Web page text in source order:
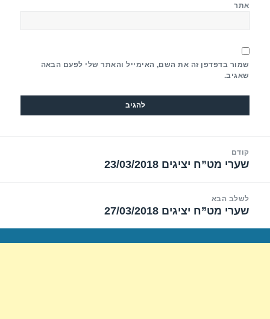
אתר
שמור בדפדפן זה את השם, האימייל והאתר שלי לפעם הבאה
שאגיב.
קודם
הפוסט
שערי מט”ח יציגים 23/03/2018
לשלב הבא
הפוסט
שערי מט”ח יציגים 27/03/2018